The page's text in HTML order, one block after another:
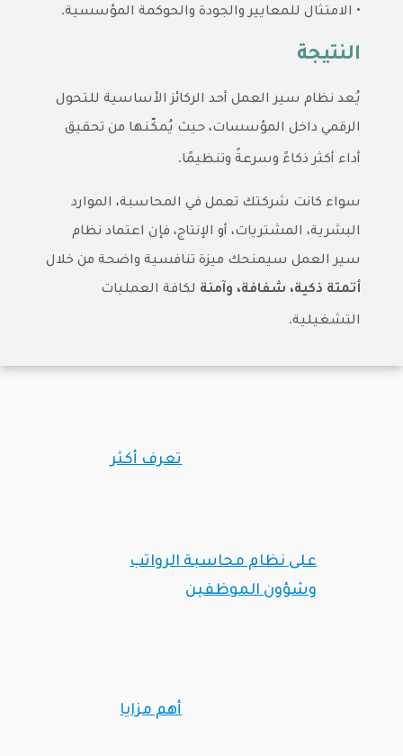
• الامتثال للمعايير والجودة والحوكمة المؤسسية.
النتيجة
يُعد نظام سير العمل أحد الركائز الأساسية للتحول
الرقمي داخل المؤسسات، حيث يُمكّنها من تحقيق
أداء أكثر ذكاءً وسرعةً وتنظيمًا.
سواء كانت شركتك تعمل في المحاسبة، الموارد
البشرية، المشتريات، أو الإنتاج، فإن اعتماد نظام
سير العمل سيمنحك ميزة تنافسية واضحة من خلال
أتمتة ذكية، شفافة، وآمنة لكافة العمليات
التشغيلية.
تعرف أكثر
علىنظام محاسبة الرواتب
وشؤون الموظفين
أهم مزايا